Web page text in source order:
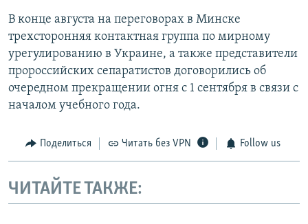
В конце августа на переговорах в Минске
трехсторонняя контактная группа по мирному
урегулированию в Украине, а также представители
пророссийских сепаратистов договорились об
очередном прекращении огня с 1 сентября в связи с
началом учебного года.
Поделиться Читать без VPN Follow us
ЧИТАЙТЕ ТАКЖЕ: